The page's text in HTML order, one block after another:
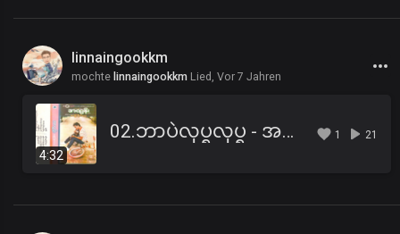
linnaingookkm
mochte linnaingookkm Lied, Vor 7 Jahren
4:32
02.ဘာပဲလုပ္ရလုပ္ရ - အထြန္း.mp3 1 21